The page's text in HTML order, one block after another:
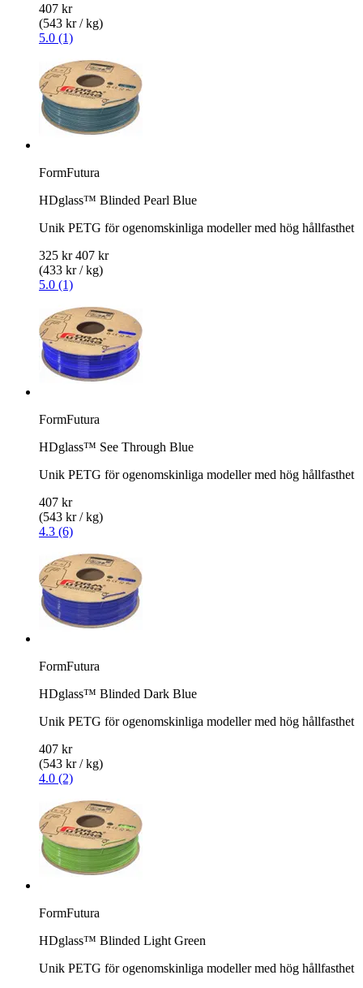
407 kr
(543 kr / kg)
5.0 (1)
FormFutura
HDglass™ Blinded Pearl Blue
Unik PETG för ogenomskinliga modeller med hög hållfasthet
325 kr 407 kr
(433 kr / kg)
5.0 (1)
FormFutura
HDglass™ See Through Blue
Unik PETG för ogenomskinliga modeller med hög hållfasthet
407 kr
(543 kr / kg)
4.3 (6)
FormFutura
HDglass™ Blinded Dark Blue
Unik PETG för ogenomskinliga modeller med hög hållfasthet
407 kr
(543 kr / kg)
4.0 (2)
FormFutura
HDglass™ Blinded Light Green
Unik PETG för ogenomskinliga modeller med hög hållfasthet